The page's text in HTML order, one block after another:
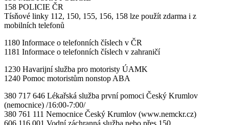
158 POLICIE ČR
Tísňové linky 112, 150, 155, 156, 158 lze použít zdarma i z
mobilních telefonů
1180 Informace o telefonních číslech v ČR
1181 Informace o telefonních číslech v zahraničí
1230 Havarijní služba pro motoristy ÚAMK
1240 Pomoc motoristům nonstop ABA
380 717 646 Lékařská služba první pomoci Český Krumlov
(nemocnice) /16:00-7:00/
380 761 111 Nemocnice Český Krumlov (www.nemckr.cz)
606 116 001 Vodní záchranná služba nebo přes 150